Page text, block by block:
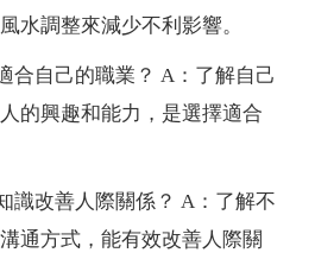
水調整來減少不利影響。
合自己的職業？ A：了解自己
的興趣和能力，是選擇適合
識改善人際關係？ A：了解不
通方式，能有效改善人際關